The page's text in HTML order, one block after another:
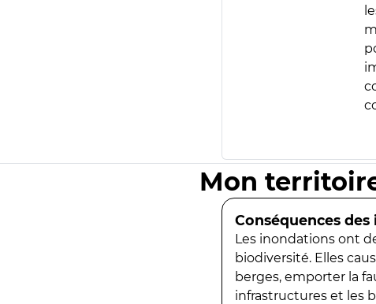
Mon
Conséquences
Les inondations ont
biodiversité. Elles
berges, emporter la
infrastructures et les